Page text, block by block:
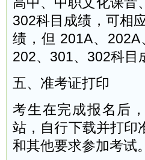
302科目成绩，可相
绩，但 201A、
202、301、302科目
五、准考证打印
考生在完成报名后
站，自行下载并打印
和其他要求参加考试。